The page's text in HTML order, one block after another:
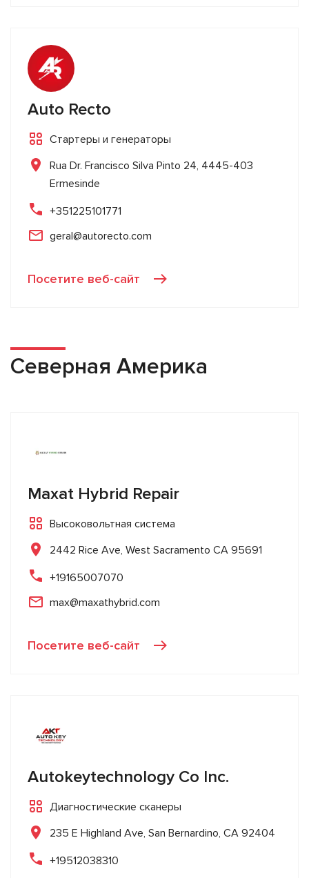
Auto Recto
Стартеры и генераторы
Rua Dr. Francisco Silva Pinto 24, 4445-403
Ermesinde
+351225101771
geral@autorecto.com
Посетите веб-сайт
Северная Америка
Maxat Hybrid Repair
Высоковольтная система
2442 Rice Ave, West Sacramento CA 95691
+19165007070
max@maxathybrid.com
Посетите веб-сайт
Autokeytechnology Co Inc.
Диагностические сканеры
235 E Highland Ave, San Bernardino, CA 92404
+19512038310